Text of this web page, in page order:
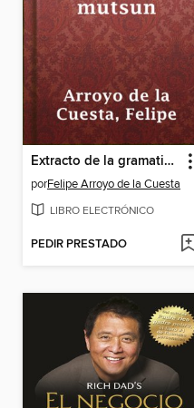
Extracto de la gramatica mutsun
porFelipe Arroyo de la Cuesta
LIBRO ELECTRÓNICO
PEDIR PRESTADO